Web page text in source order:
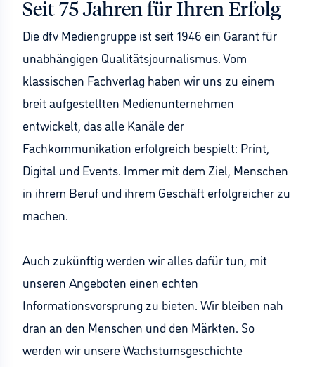
Seit 75 Jahren für Ihren Erfolg
Die dfv Mediengruppe ist seit 1946 ein Garant für
unabhängigen Qualitätsjournalismus. Vom
klassischen Fachverlag haben wir uns zu einem
breit aufgestellten Medienunternehmen
entwickelt, das alle Kanäle der
Fachkommunikation erfolgreich bespielt: Print,
Digital und Events. Immer mit dem Ziel, Menschen
in ihrem Beruf und ihrem Geschäft erfolgreicher zu
machen.
Auch zukünftig werden wir alles dafür tun, mit
unseren Angeboten einen echten
Informationsvorsprung zu bieten. Wir bleiben nah
dran an den Menschen und den Märkten. So
werden wir unsere Wachstumsgeschichte